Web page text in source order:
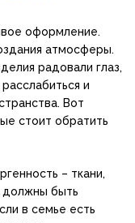
оформление.
атмосферы.
радовали глаз,
и
Вот
стоит обратить
– ткани,
должны быть
в семье есть